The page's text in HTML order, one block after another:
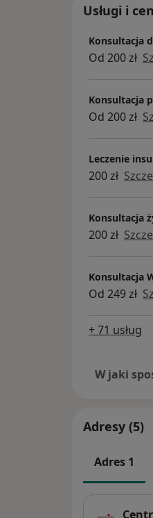
ksylitol
Usługi i
Konsultacja
Od 200 zł
Konsultacja
Od 200 zł
Leczenie
200 zł
Konsultacja
200 zł
Konsultacja
Od 249 zł
+ 71 usług
W jaki
Adresy (5)
Adres 1